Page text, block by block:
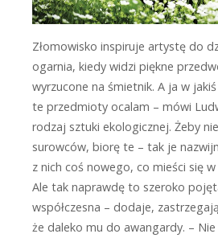
Złomowisko inspiruje artystę do
ogarnia, kiedy widzi piękne
wyrzucone na śmietnik. A ja w
te przedmioty ocalam – mówi
rodzaj sztuki ekologicznej. Żeby
surowców, biorę te – tak je
z nich coś nowego, co mieści się
Ale tak naprawdę to szeroko
współczesna – dodaje,
że daleko mu do awangardy. –